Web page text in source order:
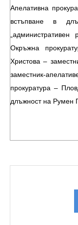
Апелативна
встъпване в
Окръжна
Христова –
заместник-
прокуратура –
длъжност на Румен